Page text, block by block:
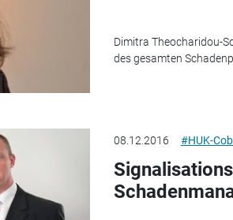
Dimitra Theocharidou-
des gesamten
08.12.2016 #HUK-